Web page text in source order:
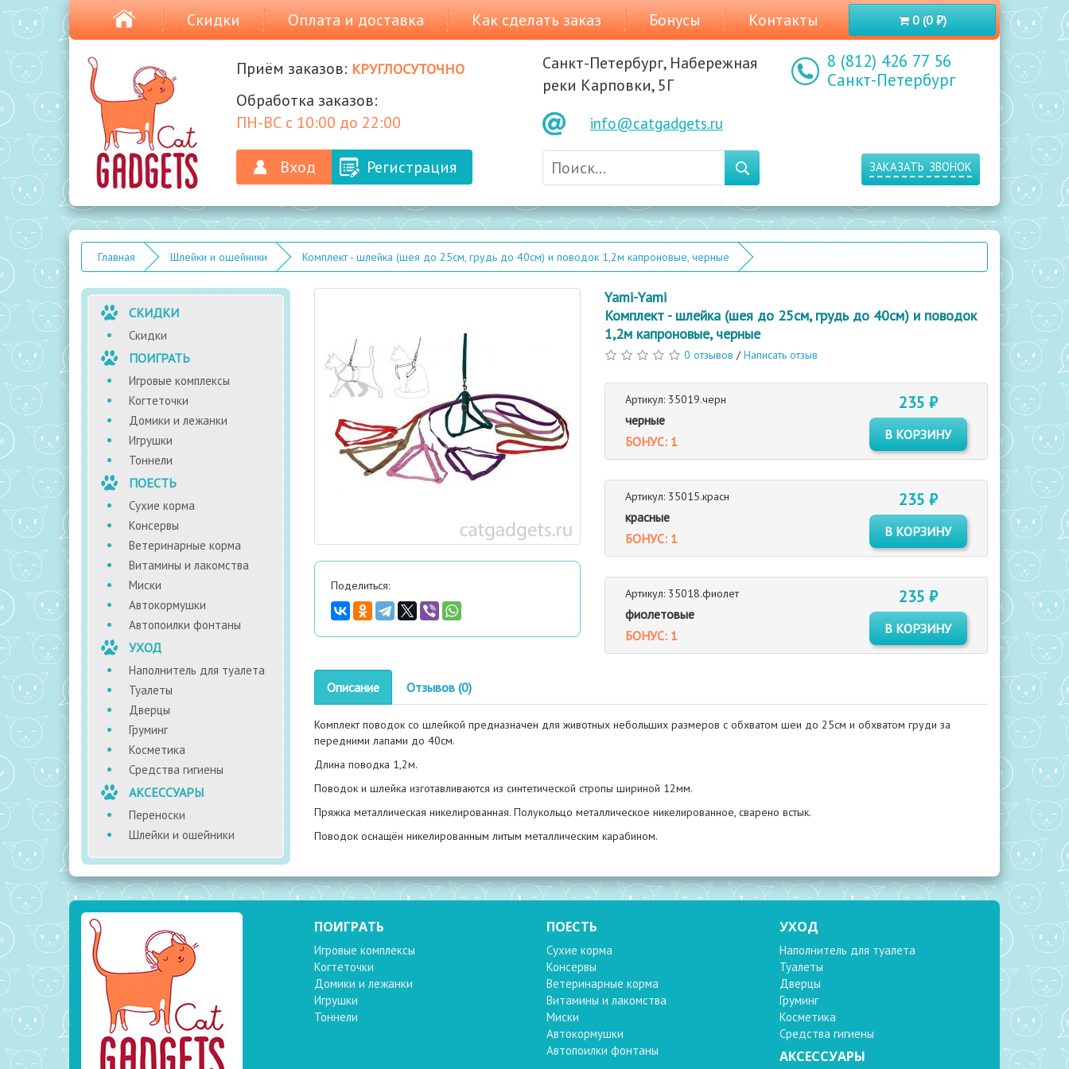
0 (0 ₽)
Скидки Оплата и доставка Как сделать заказ Бонусы Контакты
Приём заказов: круглосуточно
Обработка заказов:
ПН-ВС с 10:00 до 22:00
Вход Регистрация
Санкт-Петербург, Набережная
реки Карповки, 5Г
info@catgadgets.ru
8 (812) 426 77 56
Санкт-Петербург
заказать звонок
Главная Шлейки и ошейники Комплект - шлейка (шея до 25см, грудь до 40см) и поводок 1,2м капроновые, черные
СКИДКИ
Скидки
ПОИГРАТЬ
Игровые комплексы
Когтеточки
Домики и лежанки
Игрушки
Тоннели
ПОЕСТЬ
Сухие корма
Консервы
Ветеринарные корма
Витамины и лакомства
Миски
Автокормушки
Автопоилки фонтаны
УХОД
Наполнитель для туалета
Туалеты
Дверцы
Груминг
Косметика
Средства гигиены
АКСЕССУАРЫ
Переноски
Шлейки и ошейники
Поделиться:
Yami-Yami
Комплект - шлейка (шея до 25см, грудь до 40см) и поводок
1,2м капроновые, черные
0 отзывов /Написать отзыв
Артикул: 35019.черн
черные
БОНУС: 1
235 ₽
В КОРЗИНУ
Артикул: 35015.красн
красные
БОНУС: 1
235 ₽
В КОРЗИНУ
Артикул: 35018.фиолет
фиолетовые
БОНУС: 1
235 ₽
В КОРЗИНУ
Описание Отзывов (0)
Комплект поводок со шлейкой предназначен для животных небольших размеров с обхватом шеи до 25см и обхватом груди за
передними лапами до 40см.
Длина поводка 1,2м.
Поводок и шлейка изготавливаются из синтетической стропы шириной 12мм.
Пряжка металлическая никелированная. Полукольцо металлическое никелированное, сварено встык.
Поводок оснащён никелированным литым металлическим карабином.
ПОИГРАТЬ
Игровые комплексы
Когтеточки
Домики и лежанки
Игрушки
Тоннели
ПОЕСТЬ
Сухие корма
Консервы
Ветеринарные корма
Витамины и лакомства
Миски
Автокормушки
Автопоилки фонтаны
УХОД
Наполнитель для туалета
Туалеты
Дверцы
Груминг
Косметика
Средства гигиены
АКСЕССУАРЫ